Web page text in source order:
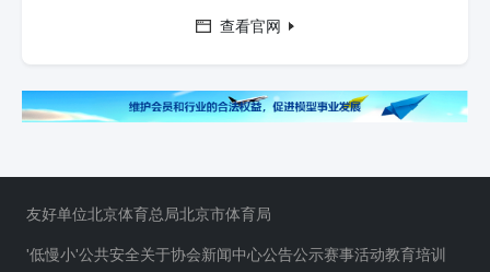
查看官网
友好单位北京体育总局北京市体育局
'低慢小'公共安全关于协会新闻中心公告公示赛事活动教育培训